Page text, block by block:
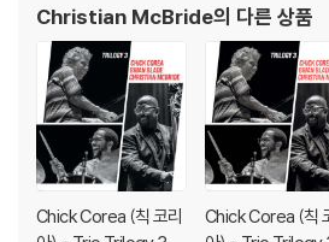
Christian McBride의 다른 상품
Chick Corea (칙 코리
Chick Corea (칙